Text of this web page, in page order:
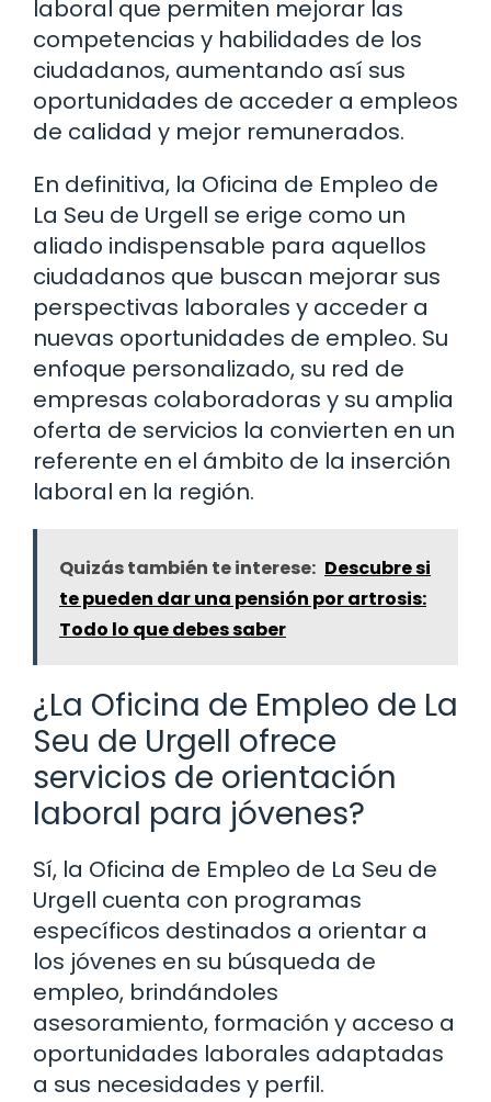
laboral que permiten mejorar las
competencias y habilidades de los
ciudadanos, aumentando así sus
oportunidades de acceder a empleos
de calidad y mejor remunerados.
En definitiva, la Oficina de Empleo de
La Seu de Urgell se erige como un
aliado indispensable para aquellos
ciudadanos que buscan mejorar sus
perspectivas laborales y acceder a
nuevas oportunidades de empleo. Su
enfoque personalizado, su red de
empresas colaboradoras y su amplia
oferta de servicios la convierten en un
referente en el ámbito de la inserción
laboral en la región.
Quizás también te interese: Descubre si
te pueden dar una pensión por artrosis:
Todo lo que debes saber
¿La Oficina de Empleo de La
Seu de Urgell ofrece
servicios de orientación
laboral para jóvenes?
Sí, la Oficina de Empleo de La Seu de
Urgell cuenta con programas
específicos destinados a orientar a
los jóvenes en su búsqueda de
empleo, brindándoles
asesoramiento, formación y acceso a
oportunidades laborales adaptadas
a sus necesidades y perfil.